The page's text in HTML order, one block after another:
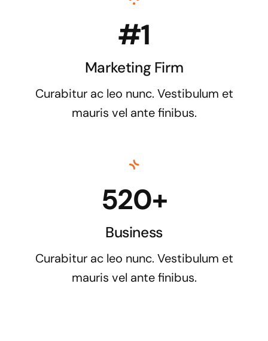
#1
Marketing Firm
Curabitur ac leo nunc. Vestibulum et
mauris vel ante finibus.
520+
Business
Curabitur ac leo nunc. Vestibulum et
mauris vel ante finibus.